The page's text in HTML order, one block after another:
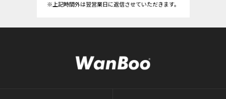
※上記時間外は翌営業日に返信させていただきます。